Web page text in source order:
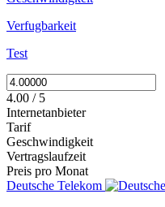
Verfugbarkeit
Test
4.00 / 5
Internetanbieter
Tarif
Geschwindigkeit
Vertragslaufzeit
Preis pro Monat
Deutsche Telekom